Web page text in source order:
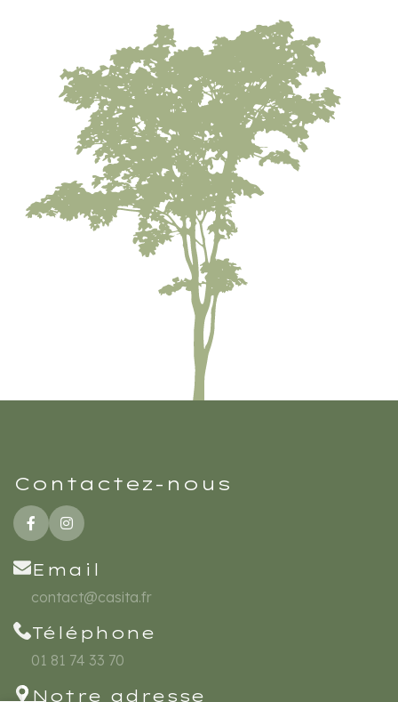
Contactez-nous
Email
contact@casita.fr
Téléphone
01 81 74 33 70
Notre adresse